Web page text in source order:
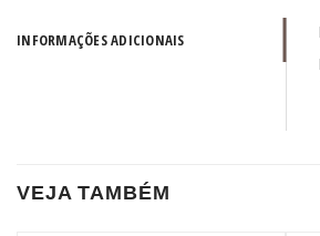
INFORMAÇÕES ADICIONAIS
VEJA TAMBÉM